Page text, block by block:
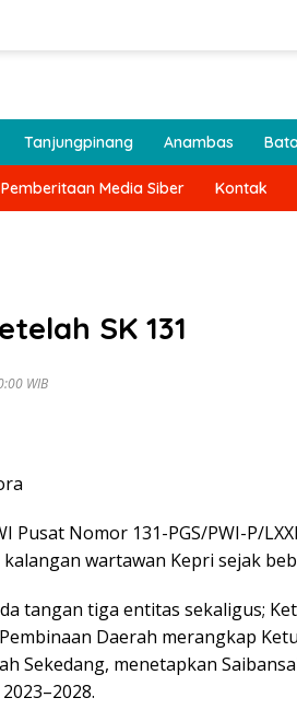
Tanjungpinang Anambas
Media Siber Kontak
SK 131
WIB
Pusat Nomor 131-PGS/PWI-P/
wartawan Kepri sejak
tangan tiga entitas sekaligus;
Daerah merangkap
Sekedang, menetapkan